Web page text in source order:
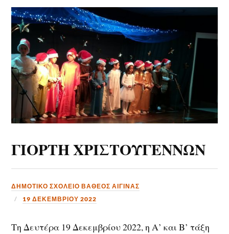
ΓΙΟΡΤΗ ΧΡΙΣΤΟΥΓΕΝΝΩΝ
ΔΗΜΟΤΙΚΟ ΣΧΟΛΕΙΟ ΒΑΘΕΟΣ ΑΙΓΙΝΑΣ
19 ΔΕΚΕΜΒΡΊΟΥ 2022
Τη Δευτέρα 19 Δεκεμβρίου 2022, η Α’ και Β’ τάξη